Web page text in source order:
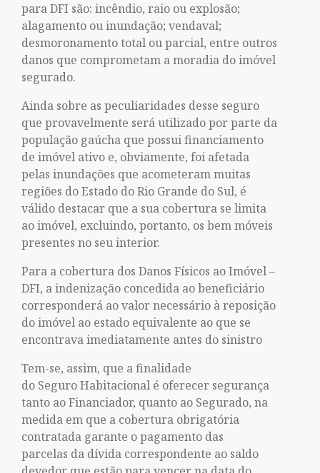
para DFI são: incêndio, raio ou explosão;
alagamento ou inundação; vendaval;
desmoronamento total ou parcial, entre outros
danos que comprometam a moradia do imóvel
segurado.
Ainda sobre as peculiaridades desse seguro
que provavelmente será utilizado por parte da
população gaúcha que possui financiamento
de imóvel ativo e, obviamente, foi afetada
pelas inundações que acometeram muitas
regiões do Estado do Rio Grande do Sul, é
válido destacar que a sua cobertura se limita
ao imóvel, excluindo, portanto, os bem móveis
presentes no seu interior.
Para a cobertura dos Danos Físicos ao Imóvel –
DFI, a indenização concedida ao beneficiário
corresponderá ao valor necessário à reposição
do imóvel ao estado equivalente ao que se
encontrava imediatamente antes do sinistro
Tem-se, assim, que a finalidade
do Seguro Habitacional é oferecer segurança
tanto ao Financiador, quanto ao Segurado, na
medida em que a cobertura obrigatória
contratada garante o pagamento das
parcelas da dívida correspondente ao saldo